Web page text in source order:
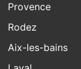
Provence
Rodez
Aix-les-bains